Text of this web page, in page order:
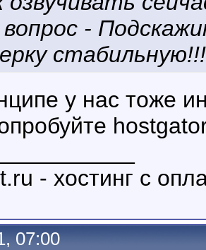
вопрос -
стабильную!!!
у нас тоже
- хостинг с
07:00